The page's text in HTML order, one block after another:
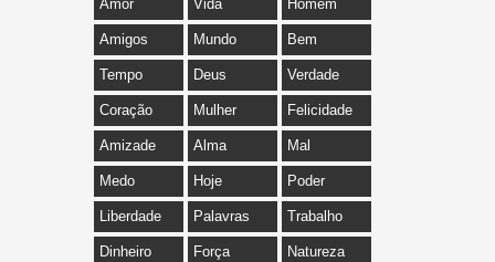
Amor Vida Homem
Amigos Mundo Bem
Tempo Deus Verdade
Coração Mulher Felicidade
Amizade Alma Mal
Medo Hoje Poder
Liberdade Palavras Trabalho
Dinheiro Força Natureza